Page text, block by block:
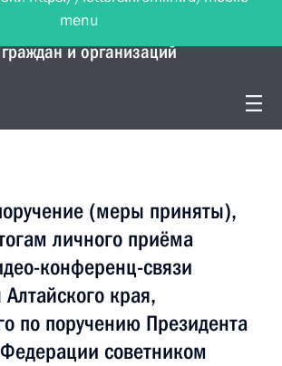
по работе с
и организаций
(меры приняты),
личного приёма
конференц-связи
края,
по поручению Президента
советником
menu